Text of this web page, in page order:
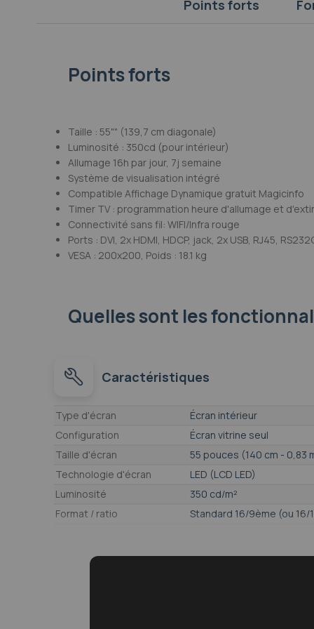
Points forts
Points forts
Taille : 55"" (139,7 cm diagonale)
Luminosité : 350cd (pour intérieur)
Allumage 16h par jour, 7j semaine
Système de visualisation intégré
Compatible Affichage Dynamique gratuit Magicinfo
Timer TV : programmation heure d'allumage et
Connectivité sans fil: WIFI/Infra rouge
Ports : DVI, 2x HDMI, HDCP, jack, 2x USB, RJ45,
VESA : 200x200, Poids : 18.1 kg
Quelles sont les
Caractéristiques
Caractéristiques
Type d'écran
Écran intérieur
Configuration
Écran vitrine seul
Taille d'écran
55 pouces (140 cm - 0,83
Technologie d'écran
LED (LCD LED)
Luminosité
350 cd/m²
Format / ratio
Standard 16/9ème (ou 16/
Écran conçu pour
Affichage en intérieur